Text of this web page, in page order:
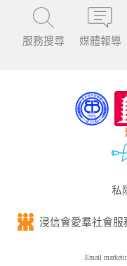
服務搜尋 媒體報導
私
浸信會愛羣社會服
Email